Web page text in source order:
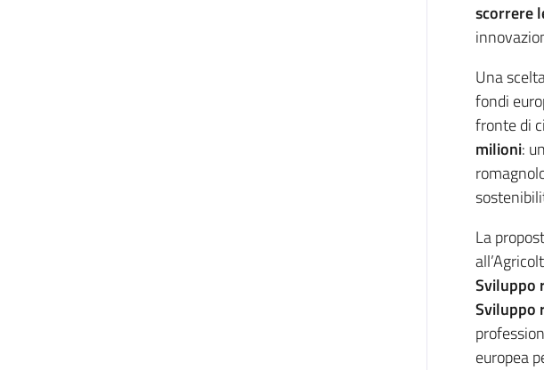
scorrere
Una
fondi
fronte di
milioni:
La
Sviluppo
Sviluppo
europea